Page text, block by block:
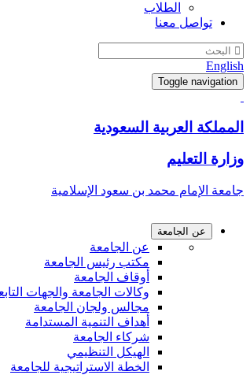
الطلاب
تواصل معنا
English
Toggle navigation
المملكة العربية السعودية
وزارة التعليم
جامعة الإمام محمد بن سعود الإسلامية
عن الجامعة
عن الجامعة
مكتب رئيس الجامعة
أوقاف الجامعة
وكالات الجامعة والجهات
مجالس ولجان الجامعة
أهداف التنمية المستدامة
شركاء الجامعة
الهيكل التنظيمي
الخطة الاستراتيجية للجامعة